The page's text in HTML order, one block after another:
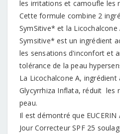
les irritations et camoufle les
Cette formule combine 2
SymSitive* et la Licochalcone
Symsitive* est un ingrédient
les sensations d'inconfort et
tolérance de la peau
La Licochalcone A,
Glycyrrhiza Inflata, réduit les
peau.
Il est démontré que EUCERIN
Jour Correcteur SPF 25